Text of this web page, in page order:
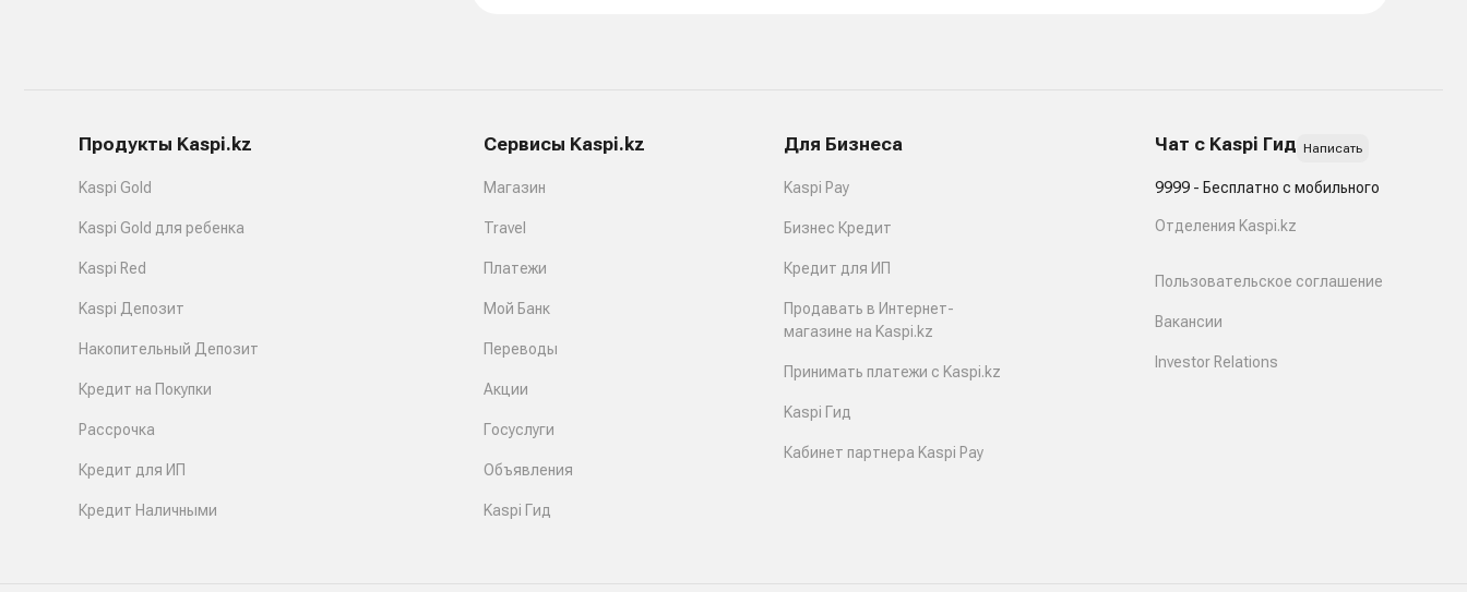
Продукты Kaspi.kz
Kaspi Gold
Kaspi Gold для ребенка
Kaspi Red
Kaspi Депозит
Накопительный Депозит
Кредит на Покупки
Рассрочка
Кредит для ИП
Кредит Наличными
Сервисы Kaspi.kz
Магазин
Travel
Платежи
Мой Банк
Переводы
Акции
Госуслуги
Объявления
Kaspi Гид
Для Бизнеса
Kaspi Pay
Бизнес Кредит
Кредит для ИП
Продавать в Интернет-
магазине на Kaspi.kz
Принимать платежи с Kaspi.kz
Kaspi Гид
Кабинет партнера Kaspi Pay
Чат с Kaspi Гид Написать
9999 - Бесплатно с мобильного
Отделения Kaspi.kz
Пользовательское соглашение
Вакансии
Investor Relations